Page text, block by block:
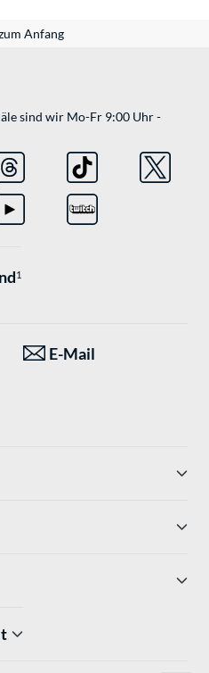
Anfang
sind wir Mo-Fr 9:00 Uhr -
1
E-Mail